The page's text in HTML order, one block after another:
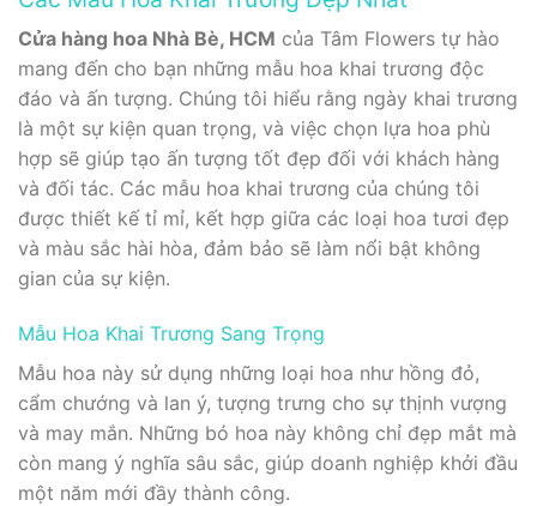
Cửa hàng hoa Nhà Bè, HCM của Tâm Flowers tự hào
mang đến cho bạn những mẫu hoa khai trương độc
đáo và ấn tượng. Chúng tôi hiểu rằng ngày khai trương
là một sự kiện quan trọng, và việc chọn lựa hoa phù
hợp sẽ giúp tạo ấn tượng tốt đẹp đối với khách hàng
và đối tác. Các mẫu hoa khai trương của chúng tôi
được thiết kế tỉ mỉ, kết hợp giữa các loại hoa tươi đẹp
và màu sắc hài hòa, đảm bảo sẽ làm nổi bật không
gian của sự kiện.
Mẫu Hoa Khai Trương Sang Trọng
Mẫu hoa này sử dụng những loại hoa như hồng đỏ,
cẩm chướng và lan ý, tượng trưng cho sự thịnh vượng
và may mắn. Những bó hoa này không chỉ đẹp mắt mà
còn mang ý nghĩa sâu sắc, giúp doanh nghiệp khởi đầu
một năm mới đầy thành công.